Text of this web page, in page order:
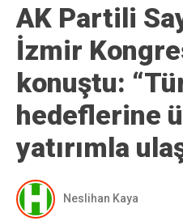
AK Partili
İzmir
konuştu:
hedeflerine
yatırımla
Neslihan Kaya